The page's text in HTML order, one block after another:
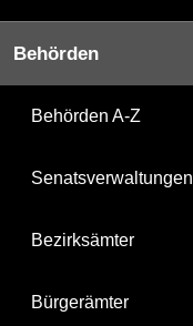
Behörden
Behörden A-Z
Senatsverwaltungen
Bezirksämter
Bürgerämter